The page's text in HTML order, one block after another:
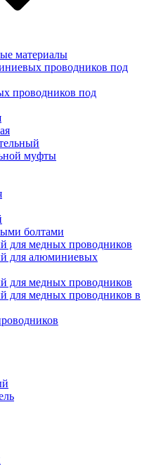
материалы
проводников под
проводников под
муфты
болтами
для медных проводников
для алюминиевых
для медных проводников
для медных проводников в